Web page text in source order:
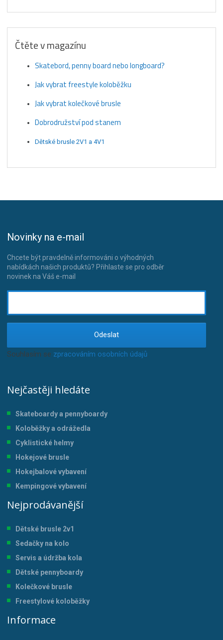
Čtěte v magazínu
Skatebord, penny board nebo longboard?
Jak vybrat freestyle koloběžku
Jak vybrat kolečkové brusle
Dobrodružství pod stanem
Dětské brusle 2V1 a 4V1
Novinky na e-mail
Chcete být pravdelně informováni o výhodných
nabídkách našich produktů? Přihlaste se pro odběr
novinek na Váš e-mail
Odeslat
Souhlasím se zpracováním osobních údajů.
Nejčastěji hledáte
Skateboardy a pennyboardy
Koloběžky a odrážedla
Cyklistické helmy
Hokejové brusle
Hokejbalové vybavení
Kempingové vybavení
Nejprodávanější
Dětské brusle 2v1
Sedačky na kolo
Servis a údržba kola
Dětské pennyboardy
Kolečkové brusle
Freestylové koloběžky
Informace